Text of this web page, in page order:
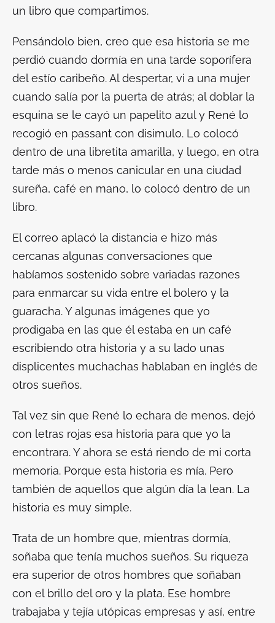
un libro que compartimos.
Pensándolo bien, creo que esa historia se me
perdió cuando dormía en una tarde soporífera
del estío caribeño. Al despertar, vi a una mujer
cuando salía por la puerta de atrás; al doblar la
esquina se le cayó un papelito azul y René lo
recogió en passant con disimulo. Lo colocó
dentro de una libretita amarilla, y luego, en otra
tarde más o menos canicular en una ciudad
sureña, café en mano, lo colocó dentro de un
libro.
El correo aplacó la distancia e hizo más
cercanas algunas conversaciones que
habíamos sostenido sobre variadas razones
para enmarcar su vida entre el bolero y la
guaracha. Y algunas imágenes que yo
prodigaba en las que él estaba en un café
escribiendo otra historia y a su lado unas
displicentes muchachas hablaban en inglés de
otros sueños.
Tal vez sin que René lo echara de menos, dejó
con letras rojas esa historia para que yo la
encontrara. Y ahora se está riendo de mi corta
memoria. Porque esta historia es mía. Pero
también de aquellos que algún día la lean. La
historia es muy simple.
Trata de un hombre que, mientras dormía,
soñaba que tenía muchos sueños. Su riqueza
era superior de otros hombres que soñaban
con el brillo del oro y la plata. Ese hombre
trabajaba y tejía utópicas empresas y así, entre